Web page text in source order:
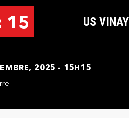
15 US VINAY
2025 - 15H15